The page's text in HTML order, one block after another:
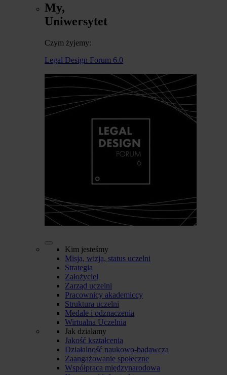
My,
Uniwersytet
Czym żyjemy:
Legal Design Forum 6.0
Kim jesteśmy
Misja, wizja, status uczelni
Strategia
Założyciel
Zarząd uczelni
Pracownicy akademiccy
Struktura uczelni
Medale i odznaczenia
Wirtualna Uczelnia
Jak działamy
Jakość kształcenia
Działalność naukowo-badawcza
Zaangażowanie społeczne
Współpraca międzynarodowa